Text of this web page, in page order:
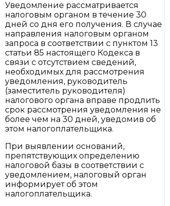
Уведомление рассматривается
налоговым органом в течение 30
дней со дня его получения. В случае
направления налоговым органом
запроса в соответствии с пунктом 13
статьи 85 настоящего Кодекса в
связи с отсутствием сведений,
необходимых для рассмотрения
уведомления, руководитель
(заместитель руководителя)
налогового органа вправе продлить
срок рассмотрения уведомления не
более чем на 30 дней, уведомив об
этом налогоплательщика.
При выявлении оснований,
препятствующих определению
налоговой базы в соответствии с
уведомлением, налоговый орган
информирует об этом
налогоплательщика.